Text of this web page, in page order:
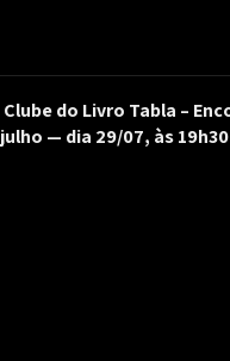
Clube do Livro Tabla –
julho — dia 29/07, às 19h30